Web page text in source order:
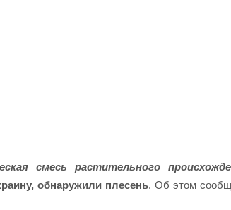
смесь растительного
обнаружили плесень. Об этом